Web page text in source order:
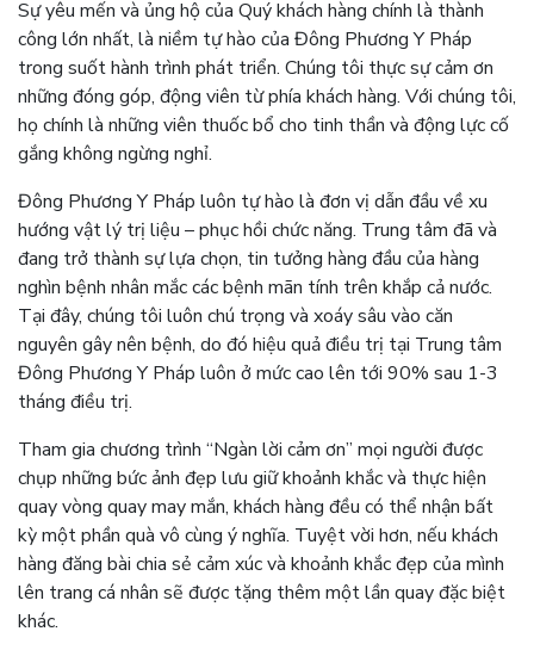
Sự yêu mến và ủng hộ của Quý khách hàng chính là thành
công lớn nhất, là niềm tự hào của Đông Phương Y Pháp
trong suốt hành trình phát triển. Chúng tôi thực sự cảm ơn
những đóng góp, động viên từ phía khách hàng. Với chúng tôi,
họ chính là những viên thuốc bổ cho tinh thần và động lực cố
gắng không ngừng nghỉ.
Đông Phương Y Pháp luôn tự hào là đơn vị dẫn đầu về xu
hướng vật lý trị liệu – phục hồi chức năng. Trung tâm đã và
đang trở thành sự lựa chọn, tin tưởng hàng đầu của hàng
nghìn bệnh nhân mắc các bệnh mãn tính trên khắp cả nước.
Tại đây, chúng tôi luôn chú trọng và xoáy sâu vào căn
nguyên gây nên bệnh, do đó hiệu quả điều trị tại Trung tâm
Đông Phương Y Pháp luôn ở mức cao lên tới 90% sau 1-3
tháng điều trị.
Tham gia chương trình “Ngàn lời cảm ơn” mọi người được
chụp những bức ảnh đẹp lưu giữ khoảnh khắc và thực hiện
quay vòng quay may mắn, khách hàng đều có thể nhận bất
kỳ một phần quà vô cùng ý nghĩa. Tuyệt vời hơn, nếu khách
hàng đăng bài chia sẻ cảm xúc và khoảnh khắc đẹp của mình
lên trang cá nhân sẽ được tặng thêm một lần quay đặc biệt
khác.